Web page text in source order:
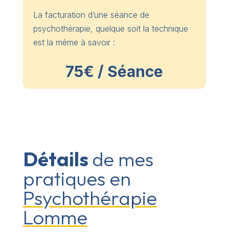
La facturation d’une séance de
psychothérapie, quelque soit la technique
est la même à savoir :
75€ / Séance
Détails de mes
pratiques en
Psychothérapie
Lomme